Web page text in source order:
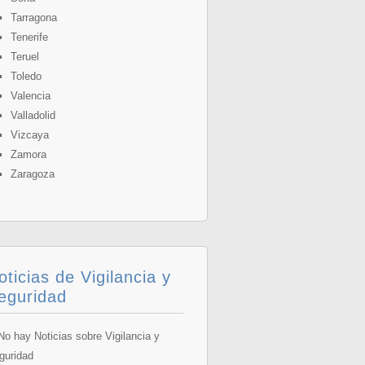
Tarragona
Tenerife
Teruel
Toledo
Valencia
Valladolid
Vizcaya
Zamora
Zaragoza
de Vigilancia y
hay Noticias sobre Vigilancia y